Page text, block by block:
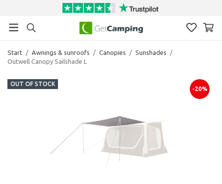
Start / Awnings & sunroofs / Canopies / Sunshades
/
Outwell Canopy Sailshade L
OUT OF STOCK
-20%